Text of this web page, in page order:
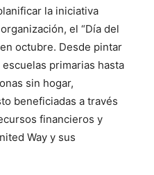
la iniciativa
el “Día del
octubre. Desde pintar
primarias hasta
sin hogar,
beneficiadas a través
financieros y
Way y sus